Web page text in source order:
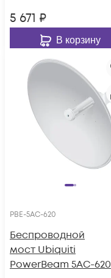
5 671 ₽
В корзину
PBE-5AC-620
Беспроводной
мост Ubiquiti
PowerBeam 5AC-620